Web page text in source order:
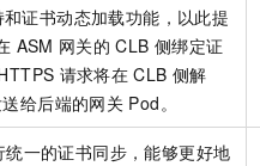
证书动态加载功能，以此提
ASM 网关的 CLB 侧绑定证
请求将在 CLB 侧解
给后端的网关 Pod。
一的证书同步，能够更好地